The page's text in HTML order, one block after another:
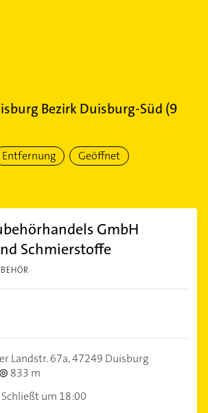
Bezirk Duisburg-Süd (9
Entfernung Geöffnet
GmbH
Schmierstoffe
Landstr. 67a,47249 Duisburg
833 m
Schließt um 18:00